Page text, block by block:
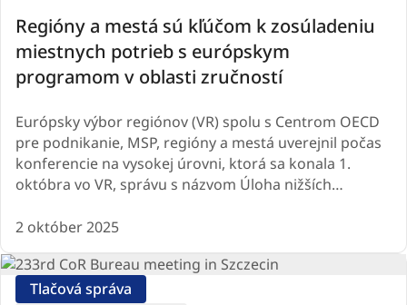
Regióny a mestá sú kľúčom k zosúladeniu
miestnych potrieb s európskym
programom v oblasti zručností
Európsky výbor regiónov (VR) spolu s Centrom OECD
pre podnikanie, MSP, regióny a mestá uverejnil počas
konferencie na vysokej úrovni, ktorá sa konala 1.
októbra vo VR, správu s názvom Úloha nižších…
2 október 2025
Tlačová správa